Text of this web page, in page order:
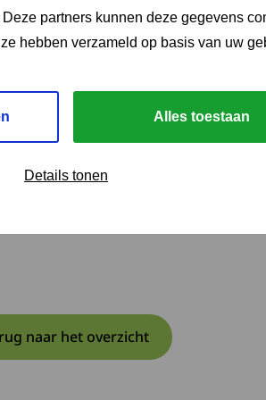
partners kunnen deze gegevens
hebben verzameld op basis van uw
Alles toestaan
Details tonen
Ga naar site van: Maastricht UMC+ –
naar het overzicht